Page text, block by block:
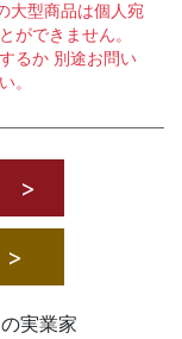
大型商品は個人宛
ができません。
るか 別途お問い
。
>
>
実業家